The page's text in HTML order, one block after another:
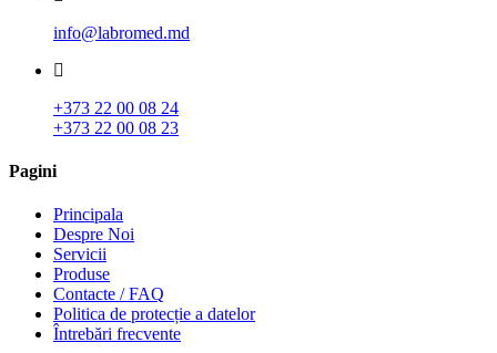
info@labromed.md
+373 22 00 08 24
+373 22 00 08 23
Pagini
Principala
Despre Noi
Servicii
Produse
Contacte / FAQ
Politica de protecție a datelor
Întrebări frecvente